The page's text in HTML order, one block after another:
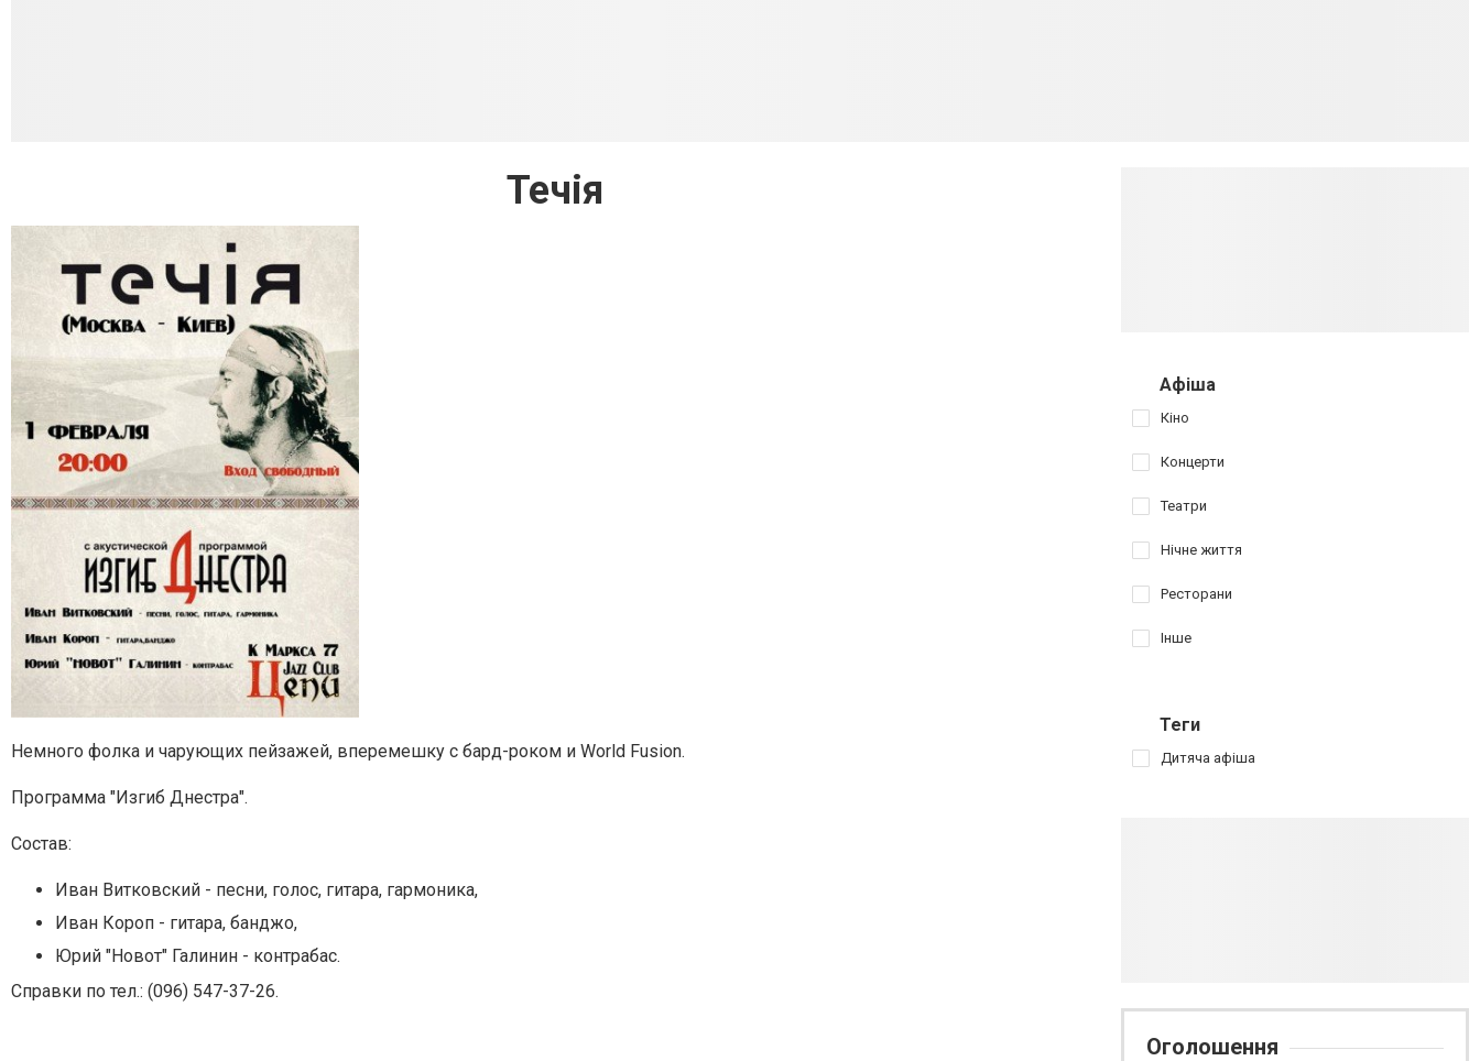
Течія
Немного фолка и чарующих пейзажей, вперемешку с бард-роком и World Fusion.
Программа "Изгиб Днестра".
Состав:
Иван Витковский - песни, голос, гитара, гармоника,
Иван Короп - гитара, банджо,
Юрий "Новот" Галинин - контрабас.
Справки по тел.: (096) 547-37-26.
Афіша
Кіно
Концерти
Театри
Нічне життя
Ресторани
Інше
Теги
Дитяча афіша
Оголошення